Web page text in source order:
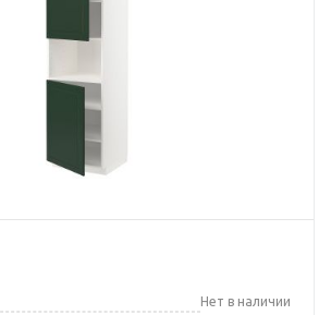
Нет в наличии